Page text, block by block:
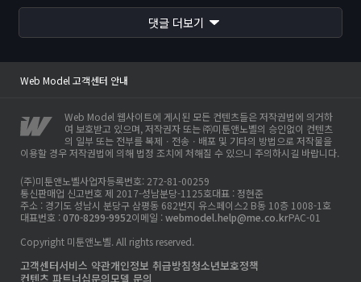
댓글 더보기
사이트 이전안내
Web Model 고객센터 안내
사이트 이전안내Web Model 웹사이트에 게시된 모든 컨텐츠들은 저작권법에 의거하
여 보호받고 있으며, 저작권자 또는 ㈜미툰앤노벨의 승인없이 컨텐츠
의 일부 또는 전부를 복제ㆍ전송ㆍ배포 및 기타의 방법으로 저작물을
이용할 경우 저작권법에 의해 법정 조치에 처해질 수 있으니 주의하시길 바랍니다.
(주)미툰앤노벨사업자등록번호: 272-81-00259
통신판매업 신고번호 제 2017-성남분당-1125호대표 : 정현준
주소 : 경기도 성남시 분당구 삼평동 682번지 유스페이스2 B동 10층 1008-1호
대표번호 :070-8299-9952이메일 :webmodel.help@me.co.krPAC-01
Copyright 미툰앤노벨. All rights reserved.
고객센터서비스 약관개인정보 취급방침청소년보호정책
컨텐츠 파트너십문의모델 문의